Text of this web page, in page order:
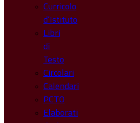
Curricolo
d’Istituto
Libri
di
Testo
Circolari
Calendari
PCTO
Elaborati